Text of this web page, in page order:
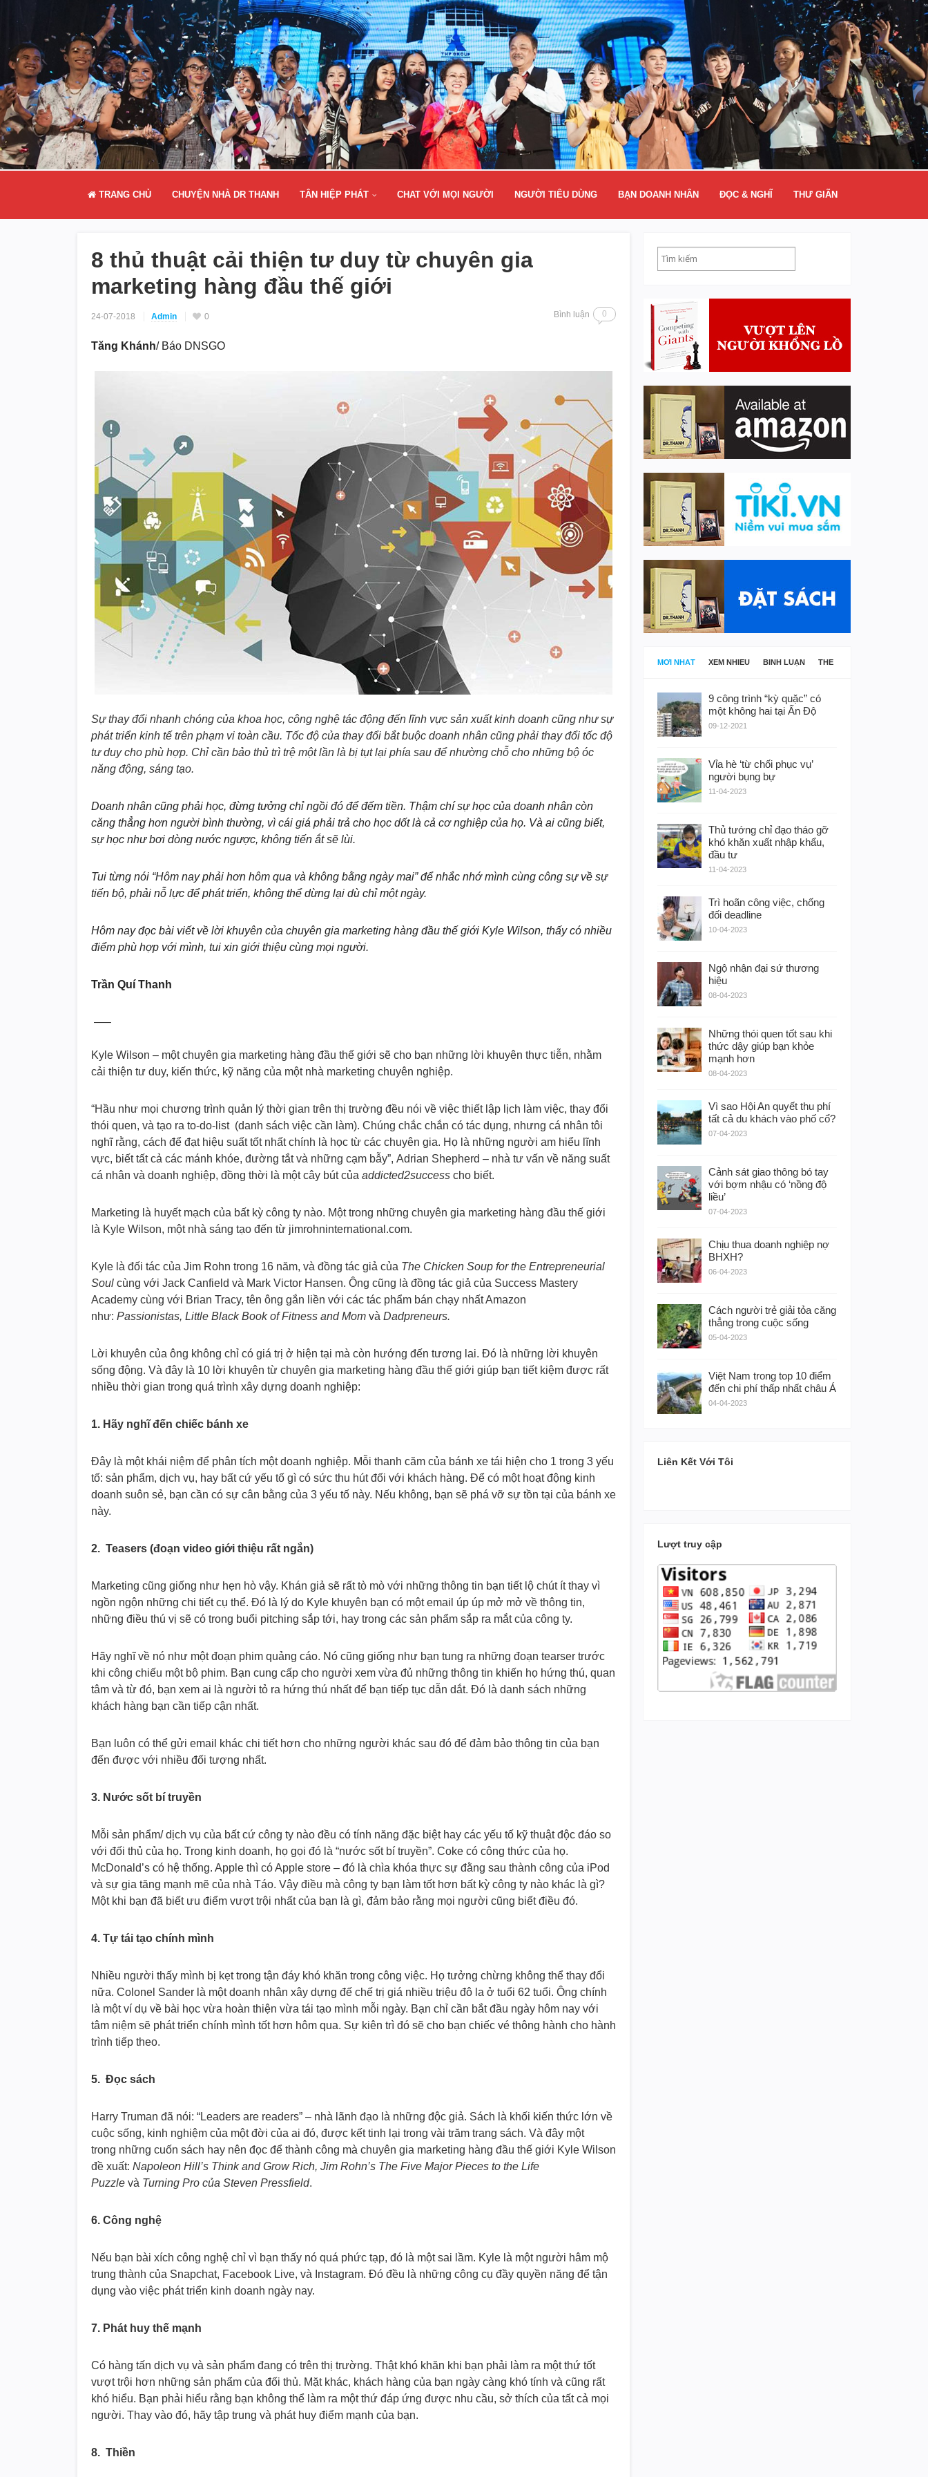
TRANG CHỦ CHUYỆN NHÀ DR THANH TÂN HIỆP PHÁT CHAT VỚI MỌI NGƯỜI NGƯỜI TIÊU DÙNG BẠN DOANH NHÂN ĐỌC & NGHĨ THƯ GIÃN
8 thủ thuật cải thiện tư duy từ chuyên gia
marketing hàng đầu thế giới
24-07-2018 Admin 0 Bình luận 0
Tăng Khánh/ Báo DNSGO
Sự thay đổi nhanh chóng của khoa học, công nghệ tác động đến lĩnh vực sản xuất kinh doanh cũng như sự
phát triển kinh tế trên phạm vi toàn cầu. Tốc độ của thay đổi bắt buộc doanh nhân cũng phải thay đổi tốc độ
tư duy cho phù hợp. Chỉ cần bảo thủ trì trệ một lần là bị tụt lại phía sau để nhường chỗ cho những bộ óc
năng động, sáng tạo.
Doanh nhân cũng phải học, đừng tưởng chỉ ngồi đó để đếm tiền. Thậm chí sự học của doanh nhân còn
căng thẳng hơn người bình thường, vì cái giá phải trả cho học dốt là cả cơ nghiệp của họ. Và ai cũng biết,
sự học như bơi dòng nước ngược, không tiến ắt sẽ lùi.
Tui từng nói “Hôm nay phải hơn hôm qua và không bằng ngày mai” để nhắc nhớ mình cùng công sự về sự
tiến bộ, phải nỗ lực để phát triển, không thể dừng lại dù chỉ một ngày.
Hôm nay đọc bài viết về lời khuyên của chuyên gia marketing hàng đầu thế giới Kyle Wilson, thấy có nhiều
điểm phù hợp với mình, tui xin giới thiệu cùng mọi người.
Trần Quí Thanh
—–
Kyle Wilson – một chuyên gia marketing hàng đầu thế giới sẽ cho bạn những lời khuyên thực tiễn, nhằm
cải thiện tư duy, kiến thức, kỹ năng của một nhà marketing chuyên nghiệp.
“Hầu như mọi chương trình quản lý thời gian trên thị trường đều nói về việc thiết lập lịch làm việc, thay đổi
thói quen, và tạo ra to-do-list (danh sách việc cần làm). Chúng chắc chắn có tác dụng, nhưng cá nhân tôi
nghĩ rằng, cách để đạt hiệu suất tốt nhất chính là học từ các chuyên gia. Họ là những người am hiểu lĩnh
vực, biết tất cả các mánh khóe, đường tắt và những cạm bẫy”, Adrian Shepherd – nhà tư vấn về năng suất
cá nhân và doanh nghiệp, đồng thời là một cây bút của addicted2success cho biết.
Marketing là huyết mạch của bất kỳ công ty nào. Một trong những chuyên gia marketing hàng đầu thế giới
là Kyle Wilson, một nhà sáng tạo đến từ jimrohninternational.com.
Kyle là đối tác của Jim Rohn trong 16 năm, và đồng tác giả của The Chicken Soup for the Entrepreneurial
Soul cùng với Jack Canfield và Mark Victor Hansen. Ông cũng là đồng tác giả của Success Mastery
Academy cùng với Brian Tracy, tên ông gắn liền với các tác phẩm bán chạy nhất Amazon
như: Passionistas, Little Black Book of Fitness and Mom và Dadpreneurs.
Lời khuyên của ông không chỉ có giá trị ở hiện tại mà còn hướng đến tương lai. Đó là những lời khuyên
sống động. Và đây là 10 lời khuyên từ chuyên gia marketing hàng đầu thế giới giúp bạn tiết kiệm được rất
nhiều thời gian trong quá trình xây dựng doanh nghiệp:
1. Hãy nghĩ đến chiếc bánh xe
Đây là một khái niệm để phân tích một doanh nghiệp. Mỗi thanh căm của bánh xe tái hiện cho 1 trong 3 yếu
tố: sản phẩm, dịch vụ, hay bất cứ yếu tố gì có sức thu hút đối với khách hàng. Để có một hoạt động kinh
doanh suôn sẻ, bạn cần có sự cân bằng của 3 yếu tố này. Nếu không, bạn sẽ phá vỡ sự tồn tại của bánh xe
này.
2. Teasers (đoạn video giới thiệu rất ngắn)
Marketing cũng giống như hẹn hò vậy. Khán giả sẽ rất tò mò với những thông tin bạn tiết lộ chút ít thay vì
ngồn ngộn những chi tiết cụ thể. Đó là lý do Kyle khuyên bạn có một email úp úp mở mở về thông tin,
những điều thú vị sẽ có trong buổi pitching sắp tới, hay trong các sản phẩm sắp ra mắt của công ty.
Hãy nghĩ về nó như một đoạn phim quảng cáo. Nó cũng giống như bạn tung ra những đoạn tearser trước
khi công chiếu một bộ phim. Bạn cung cấp cho người xem vừa đủ những thông tin khiến họ hứng thú, quan
tâm và từ đó, bạn xem ai là người tỏ ra hứng thú nhất để bạn tiếp tục dẫn dắt. Đó là danh sách những
khách hàng bạn cần tiếp cận nhất.
Bạn luôn có thể gửi email khác chi tiết hơn cho những người khác sau đó để đảm bảo thông tin của bạn
đến được với nhiều đối tượng nhất.
3. Nước sốt bí truyền
Mỗi sản phẩm/ dịch vụ của bất cứ công ty nào đều có tính năng đặc biệt hay các yếu tố kỹ thuật độc đáo so
với đối thủ của họ. Trong kinh doanh, họ gọi đó là “nước sốt bí truyền”. Coke có công thức của họ.
McDonald’s có hệ thống. Apple thì có Apple store – đó là chìa khóa thực sự đằng sau thành công của iPod
và sự gia tăng mạnh mẽ của nhà Táo. Vậy điều mà công ty bạn làm tốt hơn bất kỳ công ty nào khác là gì?
Một khi bạn đã biết ưu điểm vượt trội nhất của bạn là gì, đảm bảo rằng mọi người cũng biết điều đó.
4. Tự tái tạo chính mình
Nhiều người thấy mình bị kẹt trong tận đáy khó khăn trong công việc. Họ tưởng chừng không thể thay đổi
nữa. Colonel Sander là một doanh nhân xây dựng đế chế trị giá nhiều triệu đô la ở tuổi 62 tuổi. Ông chính
là một ví dụ về bài học vừa hoàn thiện vừa tái tạo mình mỗi ngày. Bạn chỉ cần bắt đầu ngày hôm nay với
tâm niệm sẽ phát triển chính mình tốt hơn hôm qua. Sự kiên trì đó sẽ cho bạn chiếc vé thông hành cho hành
trình tiếp theo.
5. Đọc sách
Harry Truman đã nói: “Leaders are readers” – nhà lãnh đạo là những độc giả. Sách là khối kiến thức lớn về
cuộc sống, kinh nghiệm của một đời của ai đó, được kết tinh lại trong vài trăm trang sách. Và đây một
trong những cuốn sách hay nên đọc để thành công mà chuyên gia marketing hàng đầu thế giới Kyle Wilson
đề xuất: Napoleon Hill’s Think and Grow Rich, Jim Rohn’s The Five Major Pieces to the Life
Puzzle và Turning Pro của Steven Pressfield.
6. Công nghệ
Nếu bạn bài xích công nghệ chỉ vì bạn thấy nó quá phức tạp, đó là một sai lầm. Kyle là một người hâm mộ
trung thành của Snapchat, Facebook Live, và Instagram. Đó đều là những công cụ đầy quyền năng để tận
dụng vào việc phát triển kinh doanh ngày nay.
7. Phát huy thế mạnh
Có hàng tấn dịch vụ và sản phẩm đang có trên thị trường. Thật khó khăn khi bạn phải làm ra một thứ tốt
vượt trội hơn những sản phẩm của đối thủ. Mặt khác, khách hàng của bạn ngày càng khó tính và cũng rất
khó hiểu. Bạn phải hiểu rằng bạn không thể làm ra một thứ đáp ứng được nhu cầu, sở thích của tất cả mọi
người. Thay vào đó, hãy tập trung và phát huy điểm mạnh của bạn.
8. Thiền
MỚI NHẤT XEM NHIỀU BÌNH LUẬN THẺ
9 công trình “kỳ quặc” có
một không hai tại Ấn Độ
09-12-2021
Vỉa hè ‘từ chối phục vụ’
người bụng bự
11-04-2023
Thủ tướng chỉ đạo tháo gỡ
khó khăn xuất nhập khẩu,
đầu tư
11-04-2023
Trì hoãn công việc, chống
đối deadline
10-04-2023
Ngộ nhận đại sứ thương
hiệu
08-04-2023
Những thói quen tốt sau khi
thức dậy giúp bạn khỏe
mạnh hơn
08-04-2023
Vì sao Hội An quyết thu phí
tất cả du khách vào phố cổ?
07-04-2023
Cảnh sát giao thông bó tay
với bợm nhậu có ‘nồng độ
liều’
07-04-2023
Chịu thua doanh nghiệp nợ
BHXH?
06-04-2023
Cách người trẻ giải tỏa căng
thẳng trong cuộc sống
05-04-2023
Việt Nam trong top 10 điểm
đến chi phí thấp nhất châu Á
04-04-2023
Liên Kết Với Tôi
Lượt truy cập